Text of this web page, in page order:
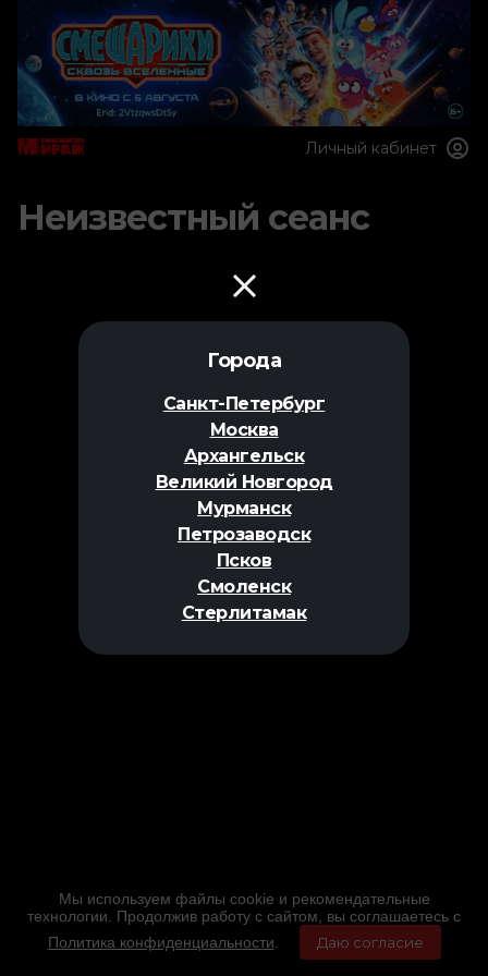
Города
Санкт-Петербург
Москва
Архангельск
Великий Новгород
Мурманск
Петрозаводск
Псков
Смоленск
Стерлитамак
Личный кабинет
Неизвестный сеанс
Мы используем файлы cookie и рекомендательные
технологии. Продолжив работу с сайтом, вы соглашаетесь с
Политика конфиденциальности
Даю согласие